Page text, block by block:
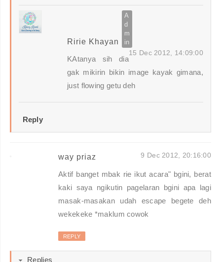
Ririe Khayan
15 Dec 2012, 14:09:00
KAtanya sih dia
gak mikirin bikin image kayak gimana,
just flowing getu deh
Reply
way priaz 9 Dec 2012, 20:16:00
Aktif banget mbak rie ikut acara" bgini, berat
kaki saya ngikutin pagelaran bgini apa lagi
masak-masakan udah escape begete deh
wekekeke *maklum cowok
REPLY
Replies